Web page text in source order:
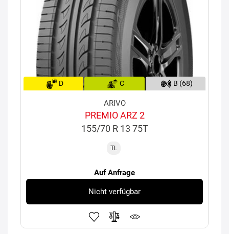
D C B (68)
ARIVO
PREMIO ARZ 2
155/70 R 13 75T
TL
Auf Anfrage
Nicht verfügbar